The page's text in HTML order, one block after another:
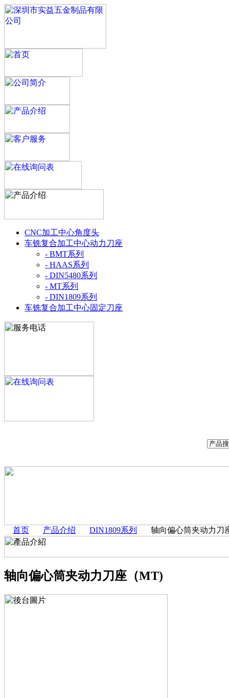
CNC加工中心角度头
车铣复合加工中心动力刀座
- BMT系列
- HAAS系列
- DIN5480系列
- MT系列
- DIN1809系列
车铣复合加工中心固定刀座
首页 产品介绍 DIN1809系列 轴向偏心筒夹动力刀
轴向偏心筒夹动力刀座（MT)